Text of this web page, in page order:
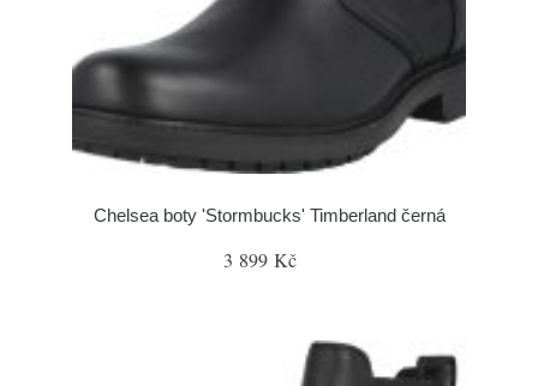
Chelsea boty 'Stormbucks' Timberland černá
3 899 Kč